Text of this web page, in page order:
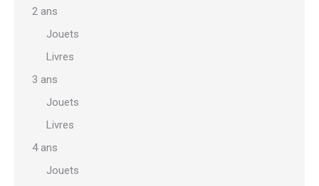
2 ans
Jouets
Livres
3 ans
Jouets
Livres
4 ans
Jouets